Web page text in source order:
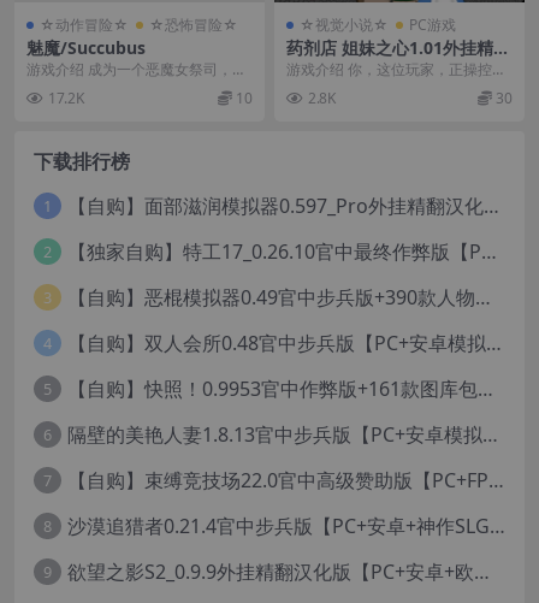
☆动作冒险☆ ☆恐怖冒险☆
魅魔/Succubus
游戏介绍 成为一个恶魔女祭司，使
用独特神力，向敌人发起复仇。重
夺你的王国，让地狱...
17.2K 10
☆视觉小说☆ PC游戏
药剂店 姐妹之心1.01外挂精翻
汉化版【PC+安卓模拟器+模拟
经营SLG/像素风/沙盒】/Poti
on Shop Schwesterherz【1.
游戏介绍 你，这位玩家，正操控着
索尼娅这个角色。索尼娅是一位在
森林中游荡、收集材...
2.8K 30
下载排行榜
1 【自购】面部滋润模拟器0.597_Pro外挂精翻汉化版+114款人物MOD【PC+安卓模拟器+3D互动SLG/神级建模/独家定制资源/扶她】/True Facials Pro【12G】
2 【独家自购】特工17_0.26.10官中最终作弊版【PC+安卓+亚洲神作SLG/步兵/NTR+赞助码+旧版存档+画廊】/Agent 17【6.25G】
3 【自购】恶棍模拟器0.49官中步兵版+390款人物卡【PC+安卓模拟器+3D互动调教/捏人变装+作弊器汉化】/坏蛋模拟器/The Villain Simulator【19.5G】
4 【自购】双人会所0.48官中步兵版【PC+安卓模拟器+大型3D互动/精品沙盒/变装捏脸】 /一起回家吧/Home Together【12.6G】
5 【自购】快照！0.9953官中作弊版+161款图库包【PC+安卓模拟器+3D互动/开放世界/沙盒/偷拍/盗摄/步兵/11000+照片】/Snapshot!【13.6G】
6 隔壁的美艳人妻1.8.13官中步兵版【PC+安卓模拟器+亚洲SLG/国风精品+存档】/The Wife Next Door【13G】
7 【自购】束缚竞技场22.0官中高级赞助版【PC+FPS枪战射击/ACT动作/捏人/团队】/Bondage Arena Premium【43.7G】
8 沙漠追猎者0.21.4官中步兵版【PC+安卓+神作SLG/沙盒+画廊全开】/沙漠潜行者/沉沙猎手/Desert Stalker【9.56G】
9 欲望之影S2_0.9.9外挂精翻汉化版【PC+安卓+欧美精品RPG/步兵/沙盒/媚黑/绿帽NTR】/Shadows of Desire【19.2G】